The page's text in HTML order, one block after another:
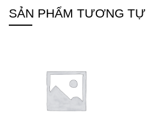
SẢN PHẨM TƯƠNG TỰ